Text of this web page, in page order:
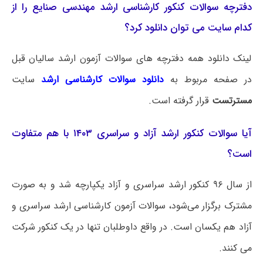
دفترچه سوالات کنکور کارشناسی ارشد مهندسی صنایع را از
کدام سایت می توان دانلود کرد؟
لینک دانلود همه دفترچه های سوالات آزمون ارشد سالیان قبل
در صفحه مربوط به دانلود سوالات کارشناسی ارشد سایت
مسترتست قرار گرفته است.
آیا سوالات کنکور ارشد آزاد و سراسری ۱۴۰۳ با هم متفاوت
است؟
از سال ۹۶ کنکور ارشد سراسری و آزاد یکپارچه شد و به صورت
مشترک برگزار می‌شود، سوالات آزمون کارشناسی ارشد سراسری و
آزاد هم یکسان است. در واقع داوطلبان تنها در یک کنکور شرکت
می کنند.